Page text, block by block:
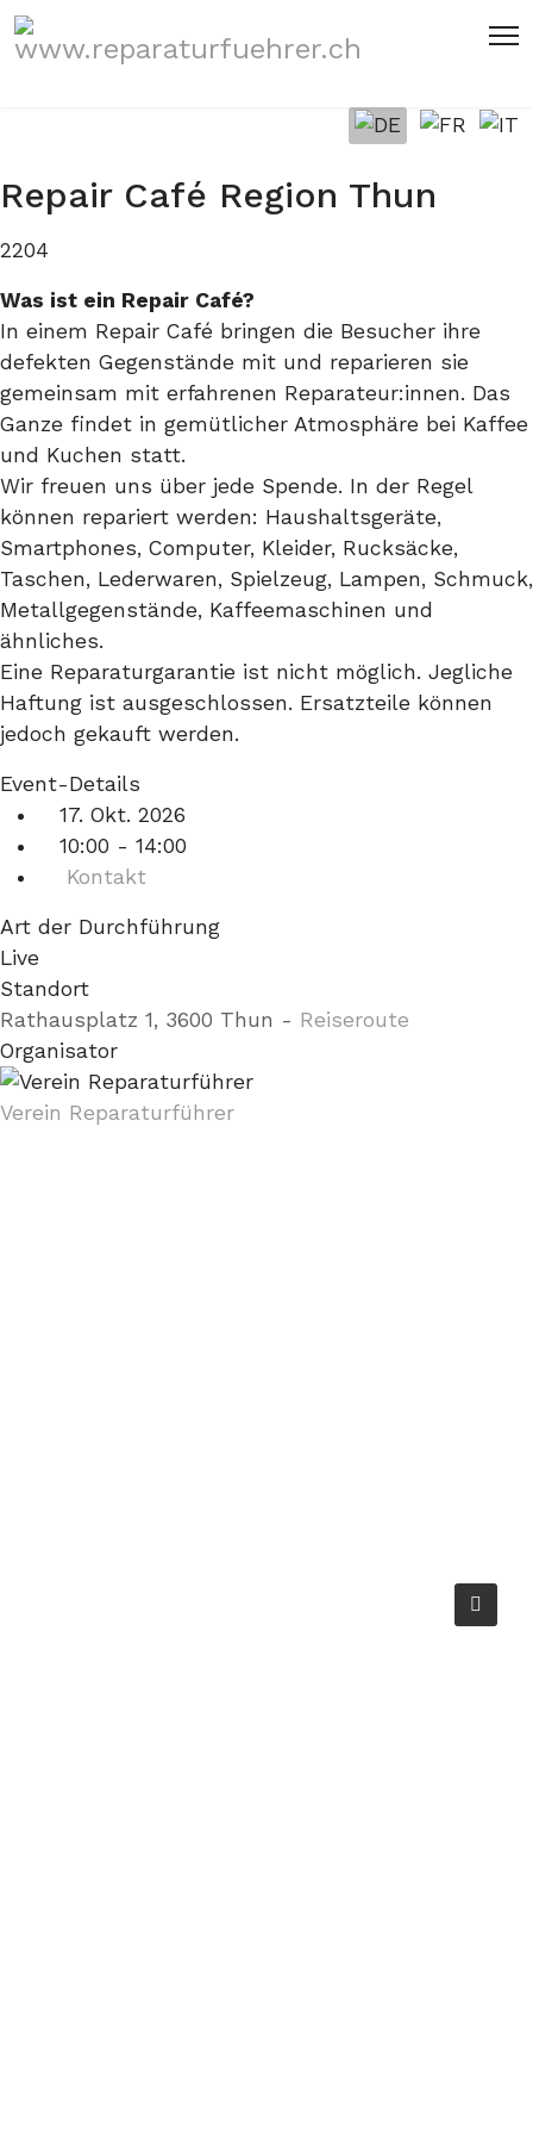
Repair Café Region Thun
2204
Was ist ein Repair Café?
In einem Repair Café bringen die Besucher ihre
defekten Gegenstände mit und reparieren sie
gemeinsam mit erfahrenen Reparateur:innen. Das
Ganze findet in gemütlicher Atmosphäre bei Kaffee
und Kuchen statt.
Wir freuen uns über jede Spende. In der Regel
können repariert werden: Haushaltsgeräte,
Smartphones, Computer, Kleider, Rucksäcke,
Taschen, Lederwaren, Spielzeug, Lampen, Schmuck,
Metallgegenstände, Kaffeemaschinen und
ähnliches.
Eine Reparaturgarantie ist nicht möglich. Jegliche
Haftung ist ausgeschlossen. Ersatzteile können
jedoch gekauft werden.
Event-Details
17. Okt. 2026
10:00 - 14:00
Kontakt
Art der Durchführung
Live
Standort
Rathausplatz 1, 3600 Thun - Reiseroute
Organisator
Verein Reparaturführer